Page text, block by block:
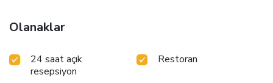
conditioning, all designed with your ease in mind. Selected
rooms offer in-room amusement like in-room video
enjoy.Within specific rooms, a refrigerator and instant tea is
conveniently available for your use.Understanding the
Olanaklar
24 saat açık
resepsiyon
Restoran